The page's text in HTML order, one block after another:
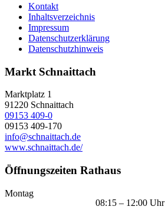
Kontakt
Inhaltsverzeichnis
Impressum
Datenschutzerklärung
Datenschutzhinweis
Markt Schnaittach
Marktplatz 1
91220 Schnaittach
09153 409-0
09153 409-170
info@schnaittach.de
www.schnaittach.de/
Öffnungszeiten Rathaus
Montag
08:15 – 12:00 Uhr